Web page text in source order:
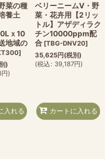
菜の種
養土
ｘ10
地域の
]
)
円)
入れる
ベリーニームV・野
菜・花卉用【2リッ
トル】アザディラク
チン10000ppm配
合 [TBG-DNV20]
35,625円(税別)
(税込: 39,187円)
カートに入れる